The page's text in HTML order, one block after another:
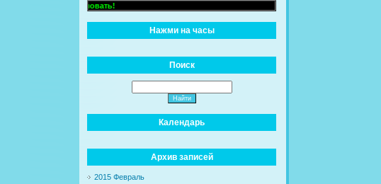
Добро пожаловать!
Нажми на часы
Поиск
Календарь
Архив записей
2015 Февраль